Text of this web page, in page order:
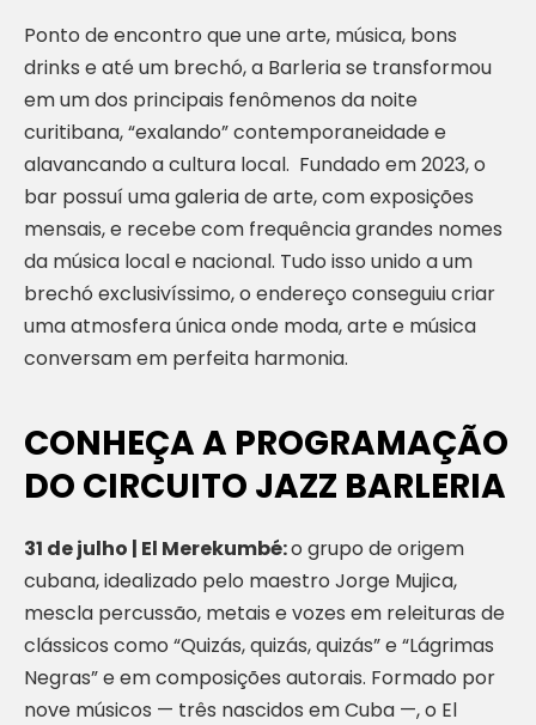
Ponto de encontro que une arte, música, bons
drinks e até um brechó, a Barleria se transformou
em um dos principais fenômenos da noite
curitibana, “exalando” contemporaneidade e
alavancando a cultura local. Fundado em 2023, o
bar possuí uma galeria de arte, com exposições
mensais, e recebe com frequência grandes nomes
da música local e nacional. Tudo isso unido a um
brechó exclusivíssimo, o endereço conseguiu criar
uma atmosfera única onde moda, arte e música
conversam em perfeita harmonia.
CONHEÇA A PROGRAMAÇÃO
DO CIRCUITO JAZZ BARLERIA
31 de julho | El Merekumbé:o grupo de origem
cubana, idealizado pelo maestro Jorge Mujica,
mescla percussão, metais e vozes em releituras de
clássicos como “Quizás, quizás, quizás” e “Lágrimas
Negras” e em composições autorais. Formado por
nove músicos — três nascidos em Cuba —, o El